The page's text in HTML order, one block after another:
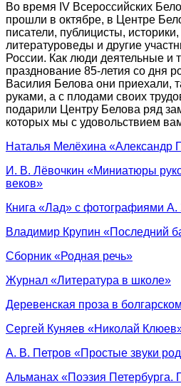
Во время IV Всероссийских
прошли в октябре, в Центре
писатели, публицисты,
литературоведы и другие
России. Как люди деятельные и
празднование 85-летия со дня
Василия Белова они приехали,
руками, а с плодами своих
подарили Центру Белова ряд
которых мы с удовольствием
Наталья Мелёхина «Александр
И. В. Лёвочкин «Миниатюры
веков»
Книга «Лад» с фотографиями А.
Владимир Крупин «Последний
Сборник «Родная речь»
Журнал «Литература в школе»
Деревенская проза в
Сергей Куняев «Николай
А. В. Петров «Простые звуки
Альманах «Поэзия Петербурга.